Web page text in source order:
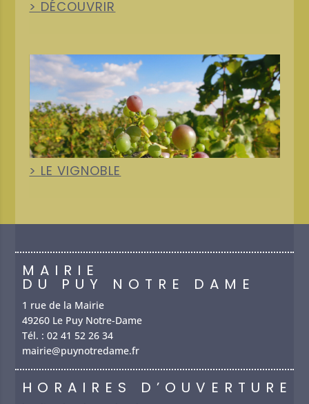
DÉCOUVRIR
LE VIGNOBLE
+
MAIRIE
DU PUY NOTRE DAME
1 rue de la Mairie
49260 Le Puy Notre-Dame
Tél. :02 41 52 26 34
mairie@puynotredame.fr
HORAIRES D’OUVERTURE